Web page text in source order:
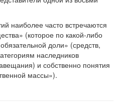
наиболее часто встречаются
(которое по какой-либо
доли» (средств,
наследников
и собственно понятия
массы»).